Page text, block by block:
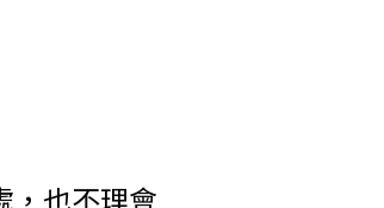
也不理會...